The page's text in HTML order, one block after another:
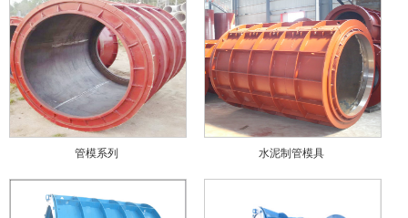
管模系列 水泥制管模具